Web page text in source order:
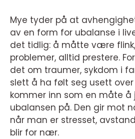
Mye tyder på at
av en form for ubalanse i
det tidlig: å måtte være
problemer, alltid prestere.
det om traumer, sykdom i
slett å ha følt seg usett over
kommer inn som en måte å
ubalansen på. Den gir mot
når man er stresset,
blir for nær.